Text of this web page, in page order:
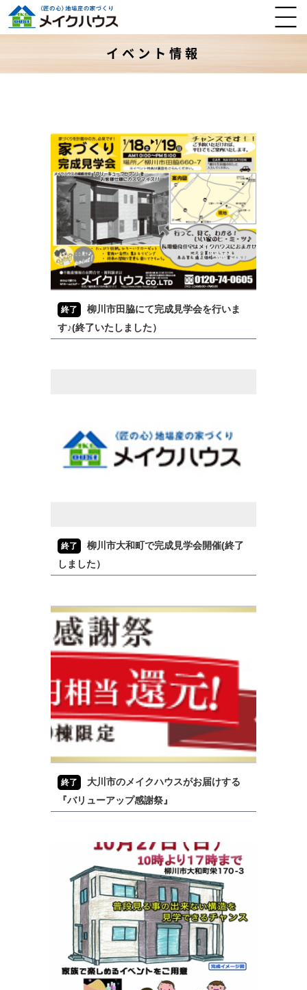
イベント情報
終了
柳川市田脇にて完成見学会を行いま
す♪(終了いたしました）
終了
柳川市大和町で完成見学会開催(終了
しました）
終了
大川市のメイクハウスがお届けする
『バリューアップ感謝祭』